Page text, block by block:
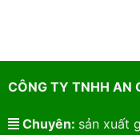
CÔNG TY TNHH AN
Chuyên: sản xuất